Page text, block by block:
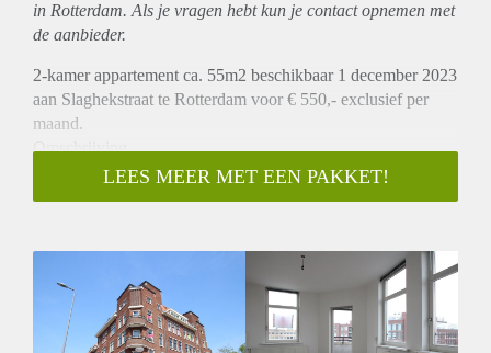
in Rotterdam. Als je vragen hebt kun je contact opnemen met
de aanbieder.
2-kamer appartement ca. 55m2 beschikbaar 1 december 2023
aan Slaghekstraat te Rotterdam voor € 550,- exclusief per
maand.
Omschrijving
Dit ruime 2-kamer appartement is gelegen op de 3e
verdieping van een prachtig hoekpand. Het appartement heeft
een half open keuken en een ruime slaapkamer. De badkamer
heeft een douche en wastafel en is een separaat toilet.
Ligging
Gelegen in het gebied Feijenoord in de kinderrijke en
LEES MEER MET EEN PAKKET!